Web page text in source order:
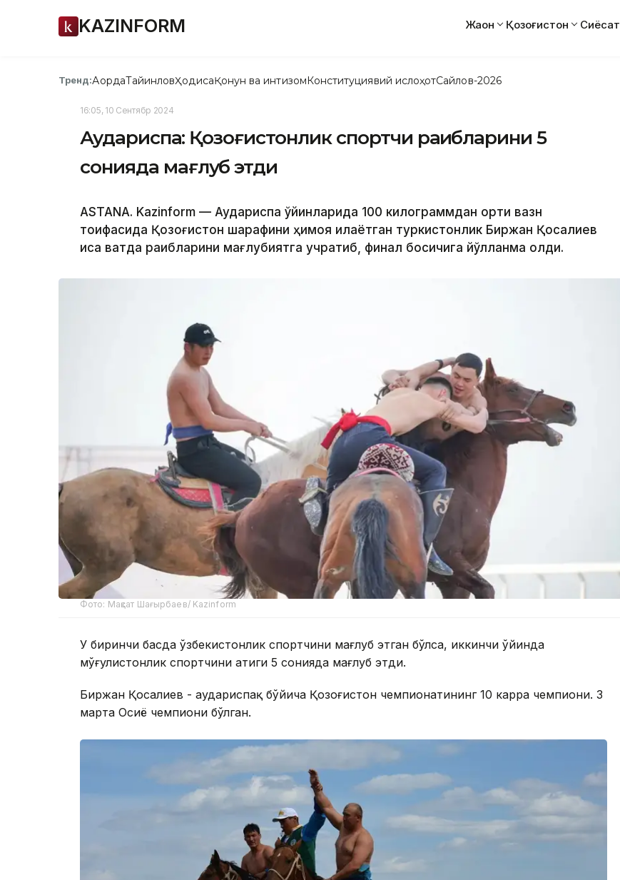
KAZINFORM Жаҳон Қозоғистон Сиёсат
Тренд:АқордаТайинловҲодисаҚонун ва интизомКонституциявий ислоҳотСайлов-2026
16:05, 10 Сентябр 2024
Аудариспақ: Қозоғистонлик спортчи рақибларини 5
сонияда мағлуб этди
ASTANA. Kazinform — Аудариспақ ўйинларида 100 килограммдан ортиқ вазн
тоифасида Қозоғистон шарафини ҳимоя қилаётган туркистонлик Биржан Қосалиев
қисқа вақтда рақибларини мағлубиятга учратиб, финал босқичига йўлланма олди.
Фото: Мақсат Шағырбаев/ Kazinform
У биринчи баҳсда ўзбекистонлик спортчини мағлуб этган бўлса, иккинчи ўйинда
мўғулистонлик спортчини атиги 5 сонияда мағлуб этди.
Биржан Қосалиев - аудариспақ бўйича Қозоғистон чемпионатининг 10 карра чемпиони. 3
марта Осиё чемпиони бўлган.